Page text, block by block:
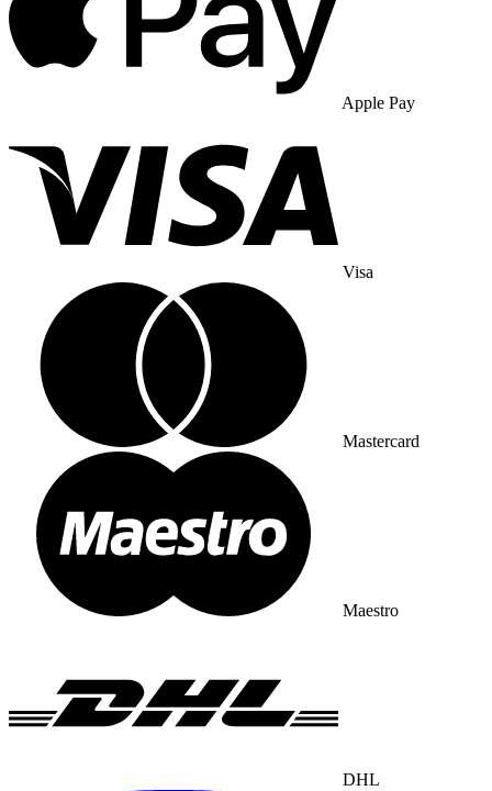
Apple Pay
Visa
Mastercard
Maestro
DHL